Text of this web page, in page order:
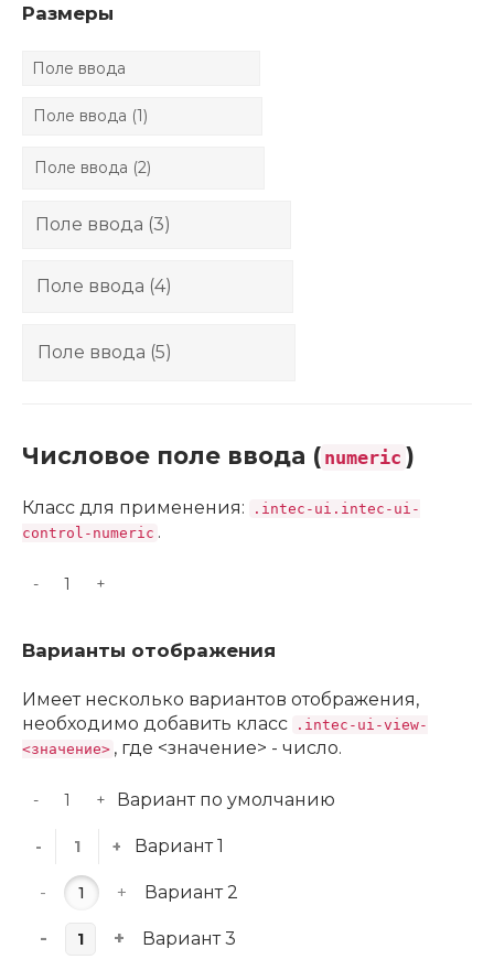
Размеры
Числовое поле ввода ( numeric )
Класс для применения:
.intec-ui.intec-ui-
control-numeric .
- +
Варианты отображения
Имеет несколько вариантов отображения,
необходимо добавить класс
.intec-ui-view-
<значение> , где <значение> - число.
- + Вариант по умолчанию
- + Вариант 1
- + Вариант 2
- + Вариант 3